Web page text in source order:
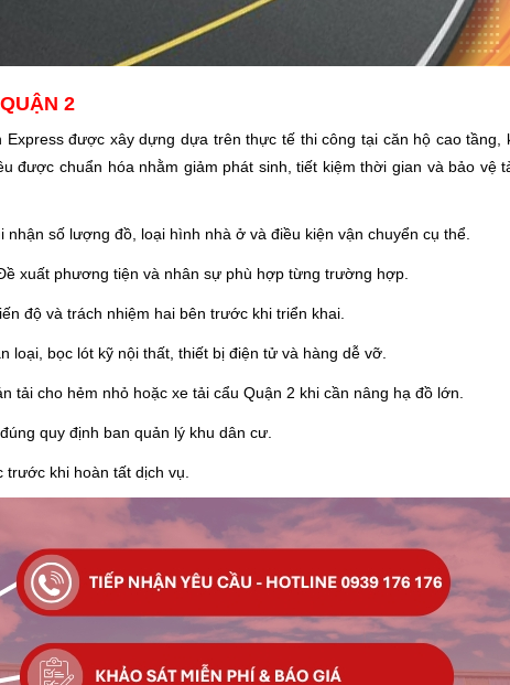
2
được xây dựng dựa trên thực tế thi công tại căn hộ cao tầng,
được chuẩn hóa nhằm giảm phát sinh, tiết kiệm thời gian và bảo vệ
nhận số lượng đồ, loại hình nhà ở và điều kiện vận chuyển cụ thể.
xuất phương tiện và nhân sự phù hợp từng trường hợp.
độ và trách nhiệm hai bên trước khi triển khai.
loại, bọc lót kỹ nội thất, thiết bị điện tử và hàng dễ vỡ.
tải cho hẻm nhỏ hoặc xe tải cẩu Quận 2 khi cần nâng hạ đồ lớn.
quy định ban quản lý khu dân cư.
trước khi hoàn tất dịch vụ.